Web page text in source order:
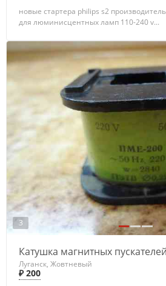
новые стартера philips s2
для люминисцентных ламп 110-240 v...
3
Катушка магнитных
Луганск, Жовтневый
₽ 200